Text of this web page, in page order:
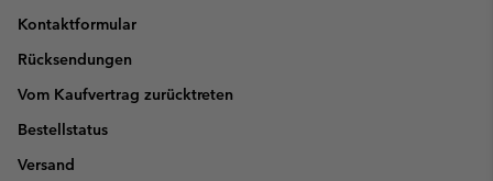
Kontaktformular
Rücksendungen
Vom Kaufvertrag zurücktreten
Bestellstatus
Versand